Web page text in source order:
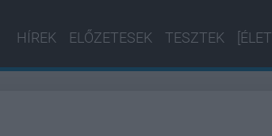
HÍREK ELŐZETESEK TESZTEK [ÉLET]